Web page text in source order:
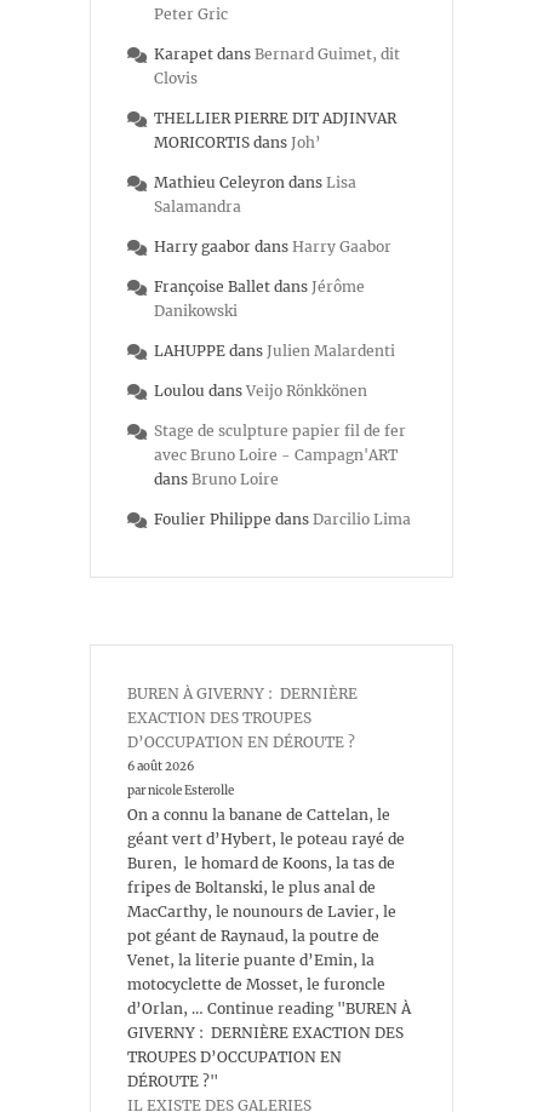
Peter Gric
Karapet dans Bernard Guimet, dit
Clovis
THELLIER PIERRE DIT ADJINVAR
MORICORTIS dans Joh’
Mathieu Celeyron dans Lisa
Salamandra
Harry gaabor dans Harry Gaabor
Françoise Ballet dans Jérôme
Danikowski
LAHUPPE dans Julien Malardenti
Loulou dans Veijo Rönkkönen
Stage de sculpture papier fil de fer
avec Bruno Loire - Campagn'ART
dans Bruno Loire
Foulier Philippe dans Darcilio Lima
BUREN À GIVERNY : DERNIÈRE
EXACTION DES TROUPES
D’OCCUPATION EN DÉROUTE ?
6 août 2026
par nicole Esterolle
On a connu la banane de Cattelan, le
géant vert d’Hybert, le poteau rayé de
Buren, le homard de Koons, la tas de
fripes de Boltanski, le plus anal de
MacCarthy, le nounours de Lavier, le
pot géant de Raynaud, la poutre de
Venet, la literie puante d’Emin, la
motocyclette de Mosset, le furoncle
d’Orlan, … Continue reading "BUREN À
GIVERNY : DERNIÈRE EXACTION DES
TROUPES D’OCCUPATION EN
DÉROUTE ?"
IL EXISTE DES GALERIES